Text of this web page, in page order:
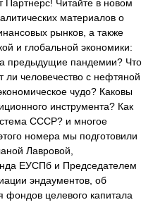
Читайте в новом
материалов о
рынков, а также
и глобальной экономики:
предыдущие пандемии? Что
ли человечество с нефтяной
чудо? Каковы
инструмента? Как
СССР? и многое
номера мы подготовили
Лавровой,
ЕУСПб и Председателем
эндаументов, об
фондов целевого капитала